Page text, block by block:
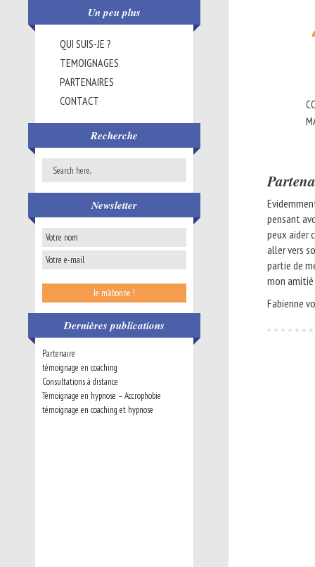
Un peu plus
QUI SUIS-JE ?
TEMOIGNAGES
PARTENAIRES
CONTACT
Recherche
Newsletter
Dernières publications
Partenaire
témoignage en coaching
Consultations à distance
Témoignage en hypnose – Accrophobie
témoignage en coaching et hypnose
pensant
peux aider
aller vers
partie de
mon amitié
Fabienne